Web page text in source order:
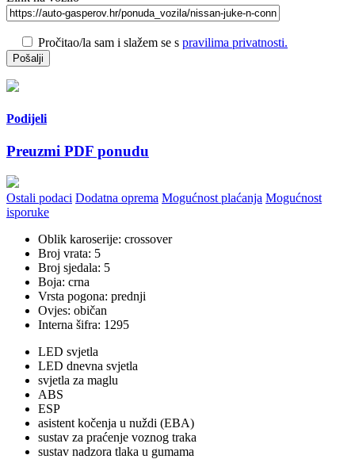
Pročitao/la sam i slažem se s pravilima privatnosti.
Podijeli
Preuzmi PDF ponudu
Ostali podaci Dodatna oprema Mogućnost plaćanja Mogućnost
isporuke
Oblik karoserije: crossover
Broj vrata: 5
Broj sjedala: 5
Boja: crna
Vrsta pogona: prednji
Ovjes: običan
Interna šifra: 1295
LED svjetla
LED dnevna svjetla
svjetla za maglu
ABS
ESP
asistent kočenja u nuždi (EBA)
sustav za praćenje voznog traka
sustav nadzora tlaka u gumama